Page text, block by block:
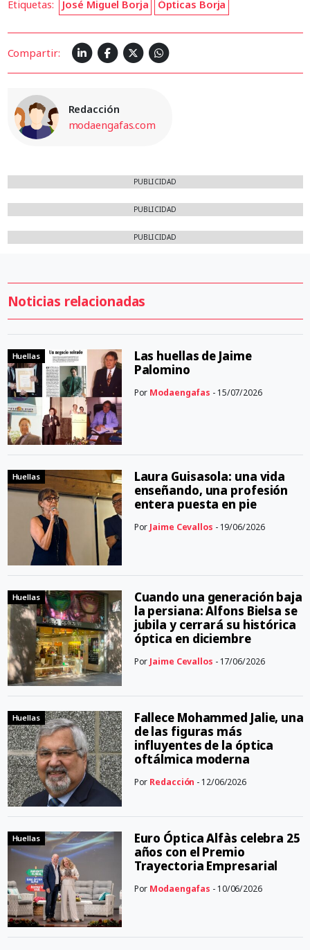
Etiquetas: José Miguel Borja Ópticas Borja
Compartir:
Redacción
modaengafas.com
PUBLICIDAD
PUBLICIDAD
PUBLICIDAD
Noticias relacionadas
Huellas
Las huellas de Jaime
Palomino
Por Modaengafas - 15/07/2026
Huellas
Laura Guisasola: una vida
enseñando, una profesión
entera puesta en pie
Por Jaime Cevallos - 19/06/2026
Huellas
Cuando una generación baja
la persiana: Alfons Bielsa se
jubila y cerrará su histórica
óptica en diciembre
Por Jaime Cevallos - 17/06/2026
Huellas
Fallece Mohammed Jalie, una
de las figuras más
influyentes de la óptica
oftálmica moderna
Por Redacción - 12/06/2026
Huellas
Euro Óptica Alfàs celebra 25
años con el Premio
Trayectoria Empresarial
Por Modaengafas - 10/06/2026